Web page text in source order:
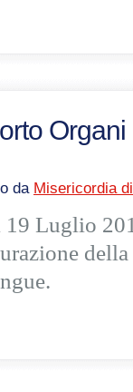
da Misericordia
19 Luglio